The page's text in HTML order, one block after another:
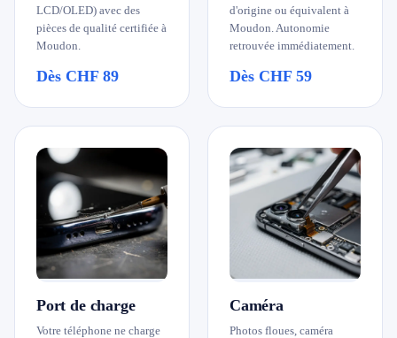
LCD/OLED) avec des
pièces de qualité certifiée à
Moudon.
Dès CHF 89
d'origine ou équivalent à
Moudon. Autonomie
retrouvée immédiatement.
Dès CHF 59
Port de charge
Votre téléphone ne charge
Caméra
Photos floues, caméra